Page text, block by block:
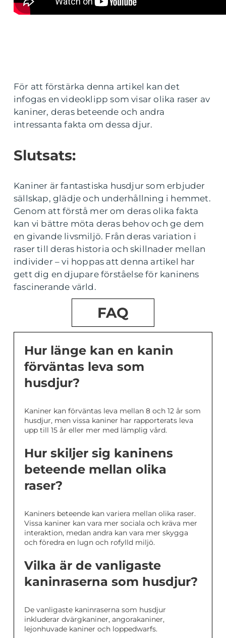
För att förstärka denna artikel kan det
infogas en videoklipp som visar olika raser av
kaniner, deras beteende och andra
intressanta fakta om dessa djur.
Slutsats:
Kaniner är fantastiska husdjur som erbjuder
sällskap, glädje och underhållning i hemmet.
Genom att förstå mer om deras olika fakta
kan vi bättre möta deras behov och ge dem
en givande livsmiljö. Från deras variation i
raser till deras historia och skillnader mellan
individer – vi hoppas att denna artikel har
gett dig en djupare förståelse för kaninens
fascinerande värld.
FAQ
Hur länge kan en kanin
förväntas leva som
husdjur?
Kaniner kan förväntas leva mellan 8 och 12 år som
husdjur, men vissa kaniner har rapporterats leva
upp till 15 år eller mer med lämplig vård.
Hur skiljer sig kaninens
beteende mellan olika
raser?
Kaniners beteende kan variera mellan olika raser.
Vissa kaniner kan vara mer sociala och kräva mer
interaktion, medan andra kan vara mer skygga
och föredra en lugn och rofylld miljö.
Vilka är de vanligaste
kaninraserna som husdjur?
De vanligaste kaninraserna som husdjur
inkluderar dvärgkaniner, angorakaniner,
lejonhuvade kaniner och loppedwarfs.